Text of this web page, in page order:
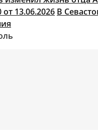
13.06.2026 В